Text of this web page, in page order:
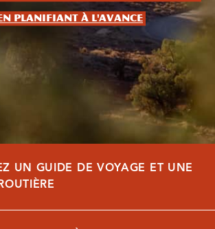
planifiant à l'avance
UN GUIDE DE VOYAGE ET UNE